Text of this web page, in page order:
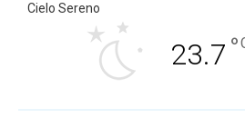
Cielo Sereno
23.7 °